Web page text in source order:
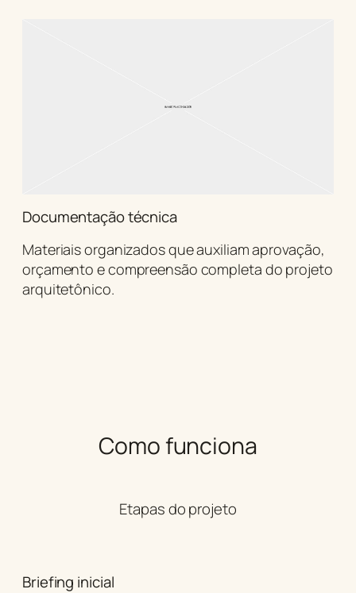
Documentação técnica
Materiais organizados que auxiliam aprovação,
orçamento e compreensão completa do projeto
arquitetônico.
Como funciona
Etapas do projeto
Briefing inicial